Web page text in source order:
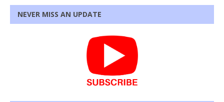
NEVER MISS AN UPDATE